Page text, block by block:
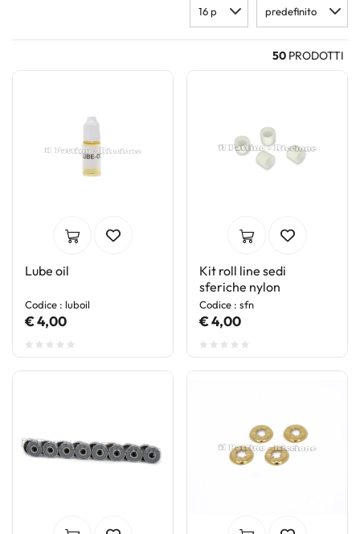
predefinito
16 p
50 PRODOTTI
Lube oil
Codice : luboil
€ 4,00
Kit roll line sedi
sferiche nylon
Codice : sfn
€ 4,00